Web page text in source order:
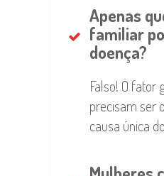
Apenas
familiar
doença?
Falso! O fator
precisam ser
causa única